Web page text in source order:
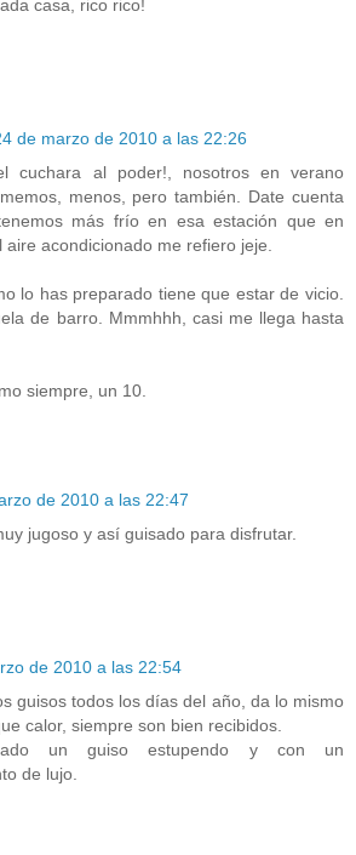
casa, rico rico!
de marzo de 2010 a las 22:26
cuchara al poder!, nosotros en verano
menos, pero también. Date cuenta
más frío en esa estación que en
aire acondicionado me refiero jeje.
lo has preparado tiene que estar de vicio.
de barro. Mmmhhh, casi me llega hasta
siempre, un 10.
de 2010 a las 22:47
jugoso y así guisado para disfrutar.
de 2010 a las 22:54
guisos todos los días del año, da lo mismo
calor, siempre son bien recibidos.
un guiso estupendo y con un
de lujo.